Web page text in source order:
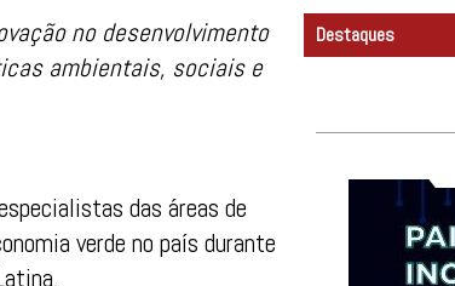
no desenvolvimento
ambientais, sociais e
das áreas de
verde no país durante
Destaques